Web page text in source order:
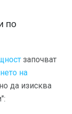
по
започват
на
да изисква